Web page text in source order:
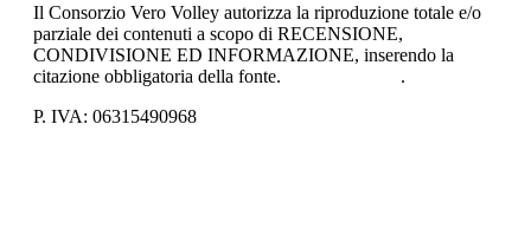
Il Consorzio Vero Volley autorizza la riproduzione totale e/o
parziale dei contenuti a scopo di RECENSIONE,
CONDIVISIONE ED INFORMAZIONE, inserendo la
citazione obbligatoria della fonte.
.
P. IVA: 06315490968